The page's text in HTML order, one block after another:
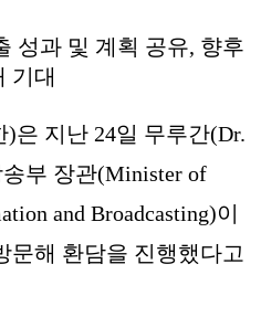
성과 및 계획 공유, 향후
기대
은 지난 24일 무루간(Dr.
부 장관(Minister of
and Broadcasting)이
문해 환담을 진행했다고